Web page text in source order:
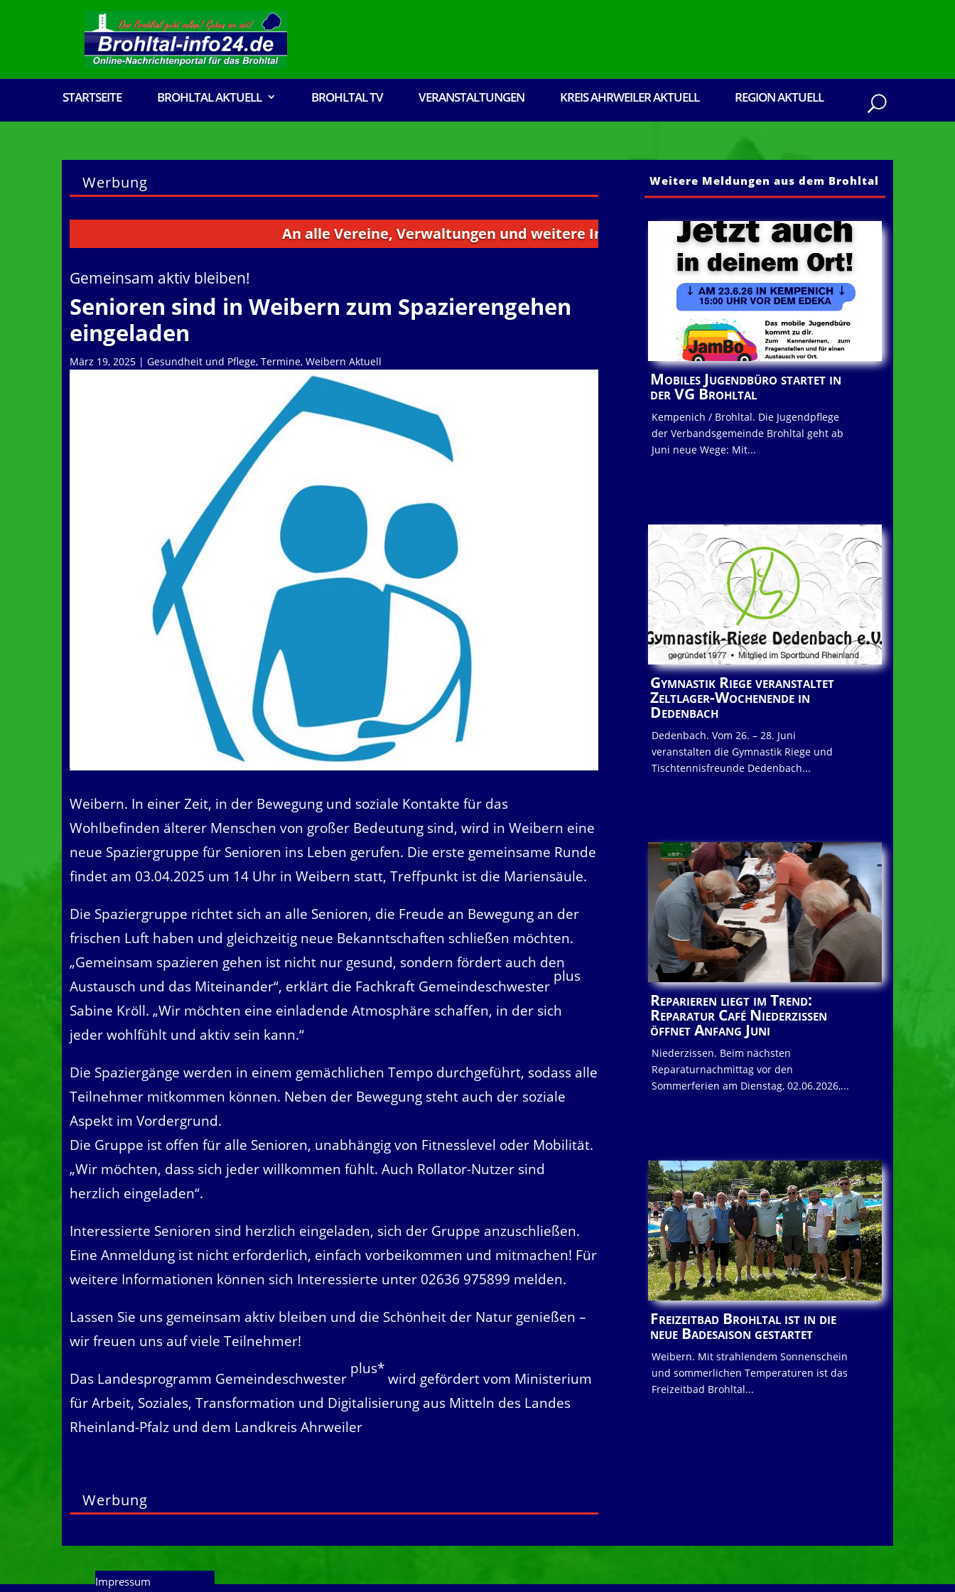
STARTSEITE BROHLTAL AKTUELL BROHLTAL TV VERANSTALTUNGEN KREIS AHRWEILER AKTUELL REGION AKTUELL
Werbung
An alle Vereine, Verwaltungen und weitere Institutionen aus dem Brohltal: Senden Sie ihre
Gemeinsam aktiv bleiben!
Senioren sind in Weibern zum Spazierengehen
eingeladen
März 19, 2025 |Gesundheit und Pflege,Termine,Weibern Aktuell
Weibern. In einer Zeit, in der Bewegung und soziale Kontakte für das
Wohlbefinden älterer Menschen von großer Bedeutung sind, wird in Weibern eine
neue Spaziergruppe für Senioren ins Leben gerufen. Die erste gemeinsame Runde
findet am 03.04.2025 um 14 Uhr in Weibern statt, Treffpunkt ist die Mariensäule.
Die Spaziergruppe richtet sich an alle Senioren, die Freude an Bewegung an der
frischen Luft haben und gleichzeitig neue Bekanntschaften schließen möchten.
„Gemeinsam spazieren gehen ist nicht nur gesund, sondern fördert auch den
Austausch und das Miteinander“, erklärt die Fachkraft Gemeindeschwester
plus
Sabine Kröll. „Wir möchten eine einladende Atmosphäre schaffen, in der sich
jeder wohlfühlt und aktiv sein kann.“
Die Spaziergänge werden in einem gemächlichen Tempo durchgeführt, sodass alle
Teilnehmer mitkommen können. Neben der Bewegung steht auch der soziale
Aspekt im Vordergrund.
Die Gruppe ist offen für alle Senioren, unabhängig von Fitnesslevel oder Mobilität.
„Wir möchten, dass sich jeder willkommen fühlt. Auch Rollator-Nutzer sind
herzlich eingeladen“.
Interessierte Senioren sind herzlich eingeladen, sich der Gruppe anzuschließen.
Eine Anmeldung ist nicht erforderlich, einfach vorbeikommen und mitmachen! Für
weitere Informationen können sich Interessierte unter 02636 975899 melden.
Lassen Sie uns gemeinsam aktiv bleiben und die Schönheit der Natur genießen –
wir freuen uns auf viele Teilnehmer!
Das Landesprogramm Gemeindeschwester
plus*
wird gefördert vom Ministerium
für Arbeit, Soziales, Transformation und Digitalisierung aus Mitteln des Landes
Rheinland-Pfalz und dem Landkreis Ahrweiler
Werbung
Weitere Meldungen aus dem Brohltal
Mobiles Jugendbüro startet in
der VG Brohltal
Kempenich / Brohltal. Die Jugendpflege
der Verbandsgemeinde Brohltal geht ab
Juni neue Wege: Mit...
Gymnastik Riege veranstaltet
Zeltlager-Wochenende in
Dedenbach
Dedenbach. Vom 26. – 28. Juni
veranstalten die Gymnastik Riege und
Tischtennisfreunde Dedenbach...
Reparieren liegt im Trend:
Reparatur Café Niederzissen
öffnet Anfang Juni
Niederzissen. Beim nächsten
Reparaturnachmittag vor den
Sommerferien am Dienstag, 02.06.2026,...
Freizeitbad Brohltal ist in die
neue Badesaison gestartet
Weibern. Mit strahlendem Sonnenschein
und sommerlichen Temperaturen ist das
Freizeitbad Brohltal...
Impressum